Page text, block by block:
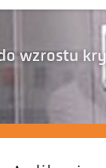
wzrostu